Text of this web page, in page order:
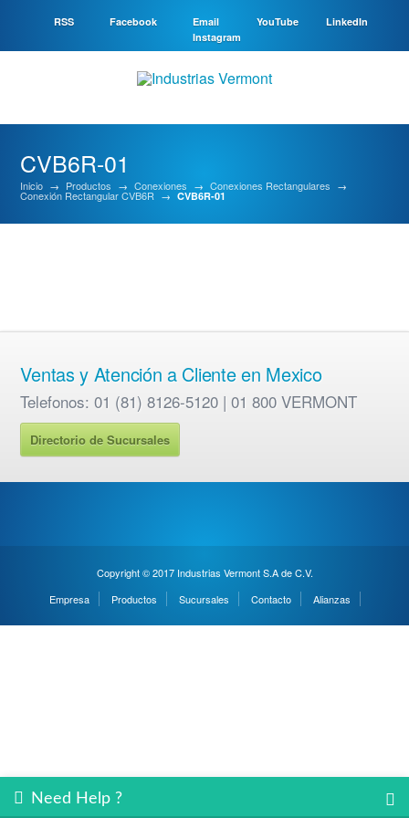
RSS Facebook Email YouTube
LinkedIn
Instagram
CVB6R-01
Inicio → Productos → Conexiones → Conexiones Rectangulares →
Conexión Rectangular CVB6R → CVB6R-01
Ventas y Atención a Cliente en Mexico
Telefonos: 01 (81) 8126-5120 | 01 800 VERMONT
Directorio de Sucursales
Copyright © 2017 Industrias Vermont S.A de C.V.
Empresa
Productos Sucursales Contacto Alianzas
Need Help ?